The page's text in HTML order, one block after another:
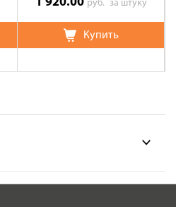
руб. за штуку
Купить